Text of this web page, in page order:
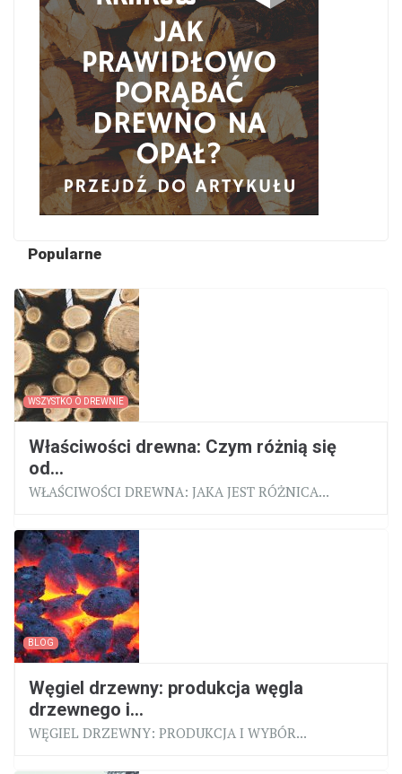
Popularne
WSZYSTKO O DREWNIE
Właściwości drewna: Czym różnią się
od...
WŁAŚCIWOŚCI DREWNA: JAKA JEST RÓŻNICA...
BLOG
Węgiel drzewny: produkcja węgla
drzewnego i...
WĘGIEL DRZEWNY: PRODUKCJA I WYBÓR...